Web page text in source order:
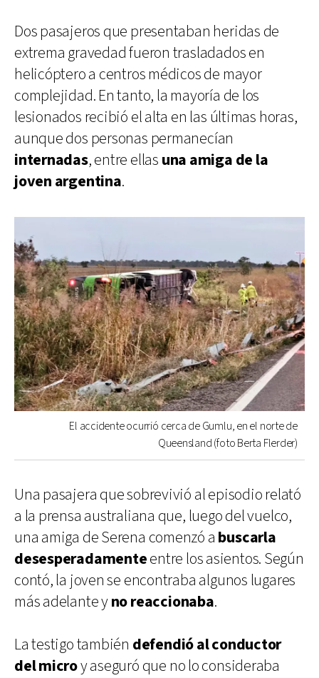
Dos pasajeros que presentaban heridas de
extrema gravedad fueron trasladados en
helicóptero a centros médicos de mayor
complejidad. En tanto, la mayoría de los
lesionados recibió el alta en las últimas horas,
aunque dos personas permanecían
internadas, entre ellas una amiga de la
joven argentina.
El accidente ocurrió cerca de Gumlu, en el norte de
Queensland (foto Berta Flerder)
Una pasajera que sobrevivió al episodio relató
a la prensa australiana que, luego del vuelco,
una amiga de Serena comenzó a buscarla
desesperadamenteentre los asientos. Según
contó, la joven se encontraba algunos lugares
más adelante yno reaccionaba.
La testigo también defendió al conductor
del microy aseguró que no lo consideraba